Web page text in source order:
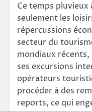
Ce temps pluvieux
seulement les
répercussions
secteur du
mondiaux
ses excursions
opérateurs
procéder à des
reports, ce qui